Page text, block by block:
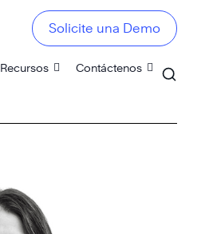
Recursos Contáctenos
Solicite una Demo